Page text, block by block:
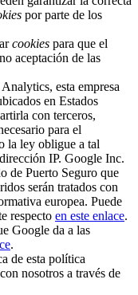
por parte de los
cookies para que el
aceptación de las
esta empresa
en Estados
con terceros,
para el
la ley obligue a tal
IP. Google Inc.
de Puerto Seguro que
serán tratados con
europea. Puede
respecto en este enlace.
Google da a las
.
de esta política
nosotros a través de